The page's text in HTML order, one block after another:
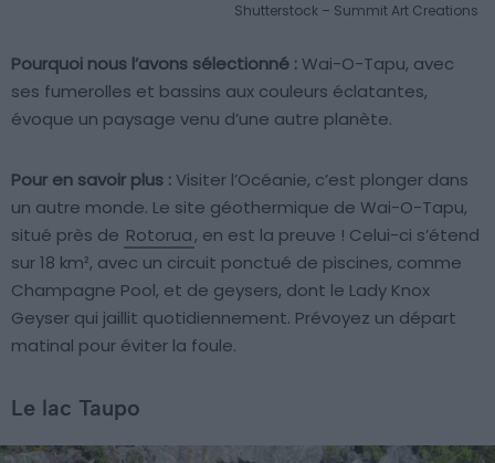
Shutterstock – Summit Art Creations
Pourquoi nous l’avons sélectionné :Wai-O-Tapu, avec
ses fumerolles et bassins aux couleurs éclatantes,
évoque un paysage venu d’une autre planète.
Pour en savoir plus :Visiter l’Océanie, c’est plonger dans
un autre monde. Le site géothermique de Wai-O-Tapu,
situé près de Rotorua, en est la preuve ! Celui-ci s’étend
sur 18 km², avec un circuit ponctué de piscines, comme
Champagne Pool, et de geysers, dont le Lady Knox
Geyser qui jaillit quotidiennement. Prévoyez un départ
matinal pour éviter la foule.
Le lac Taupo